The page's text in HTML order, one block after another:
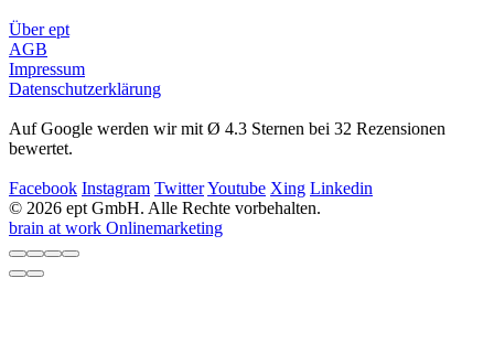
Über ept
AGB
Impressum
Datenschutzerklärung
Auf Google werden wir mit Ø 4.3 Sternen bei 32 Rezensionen
bewertet.
Facebook Instagram TwitterYoutube Xing Linkedin
© 2026 ept GmbH. Alle Rechte vorbehalten.
brain at work Onlinemarketing